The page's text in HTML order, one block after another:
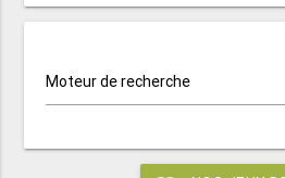
Moteur de recherche